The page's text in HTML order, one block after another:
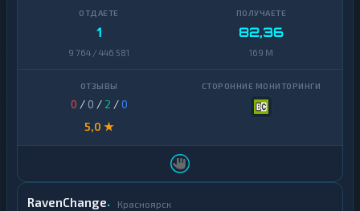
1
9 764 / 446 581
82,36
169 M
0 / 0 / 2 /0
5,0 ★
RavenChange Красноярск